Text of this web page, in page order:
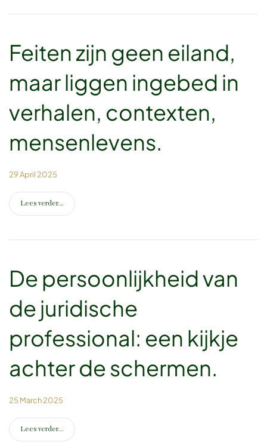
Feiten zijn geen eiland,
maar liggen ingebed in
verhalen, contexten,
mensenlevens.
29 April 2025
Lees verder...
De persoonlijkheid van
de juridische
professional: een kijkje
achter de schermen.
25 March 2025
Lees verder...